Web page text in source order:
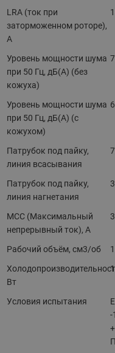
LRA (ток при
заторможенном роторе),
A
Уровень мощности шума
при 50 Гц, дБ(А) (без
кожуха)
Уровень мощности шума
при 50 Гц, дБ(А) (с
кожухом)
Патрубок под пайку,
линия всасывания
Патрубок под пайку,
линия нагнетания
MCC (Максимальный
непрерывный ток), A
Рабочий объём, см3/об
Вт
Условия испытания
-